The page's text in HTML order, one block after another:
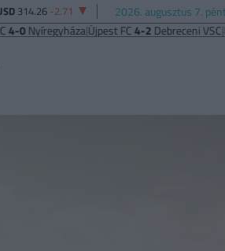
314.26 -2.71 2026. augusztus 7.
|Újpest FC4-2Debreceni VSC|